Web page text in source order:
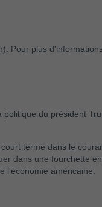
Pour plus
du président
terme dans le
dans une fourchette
l'économie américaine.